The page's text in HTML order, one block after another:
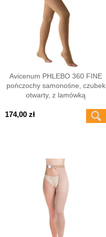
Avicenum PHLEBO 360 FINE
pończochy samonośne, czubek
otwarty, z lamówką
174,00 zł